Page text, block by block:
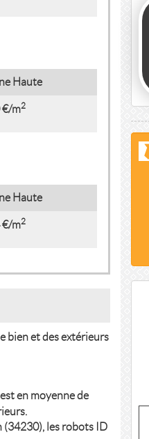
Haute
€/m2
Haute
€/m2
bien et des extérieurs
en moyenne de
(34230), les robots ID